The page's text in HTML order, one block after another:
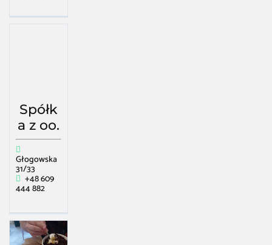
Spółk
a z oo.
Głogowska
31/33
+48 609
444 882